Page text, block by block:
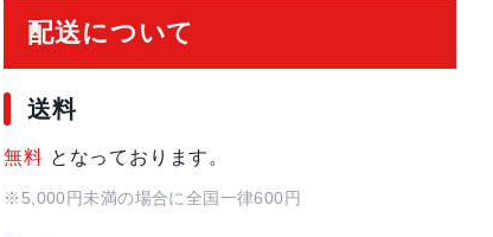
配送について
送料
無料 となっております。
※5,000円未満の場合に全国一律600円